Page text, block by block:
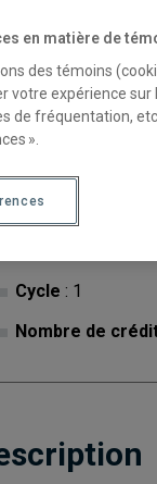
Description
Cycle : 1
Nombre de
en matière de
des témoins
votre expérience sur
de fréquentation,
».